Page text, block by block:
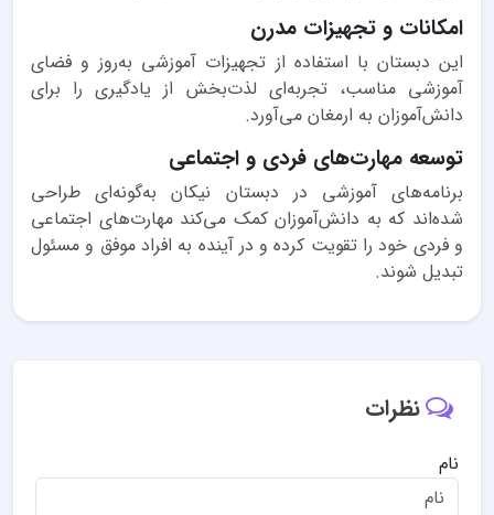
امکانات و تجهیزات مدرن
این دبستان با استفاده از تجهیزات آموزشی به‌روز و فضای
آموزشی مناسب، تجربه‌ای لذت‌بخش از یادگیری را برای
دانش‌آموزان به ارمغان می‌آورد.
توسعه مهارت‌های فردی و اجتماعی
برنامه‌های آموزشی در دبستان نیکان به‌گونه‌ای طراحی
شده‌اند که به دانش‌آموزان کمک می‌کند مهارت‌های اجتماعی
و فردی خود را تقویت کرده و در آینده به افراد موفق و مسئول
تبدیل شوند.
نظرات
نام